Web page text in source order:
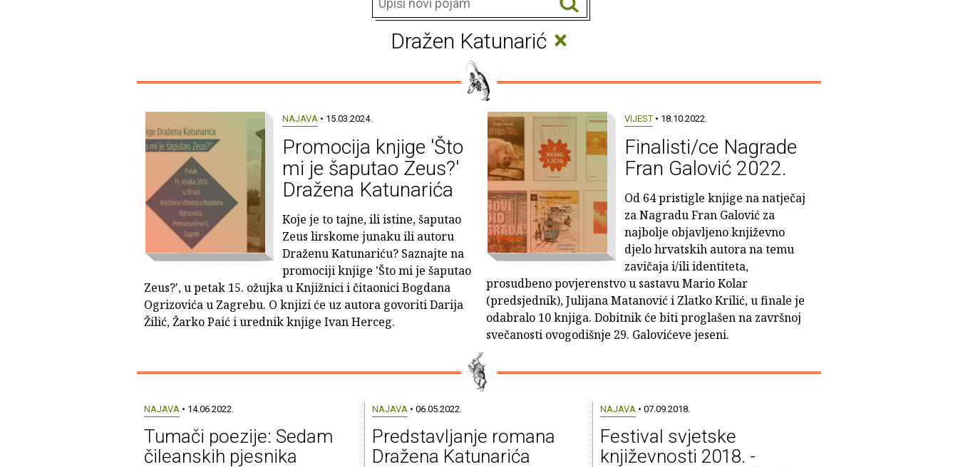
Dražen Katunarić ×
NAJAVA • 15.03.2024.
Promocija knjige 'Što
mi je šaputao Zeus?'
Dražena Katunarića
Koje je to tajne, ili istine, šaputao
Zeus lirskome junaku ili autoru
Draženu Katunariću? Saznajte na
promociji knjige 'Što mi je šaputao
Zeus?', u petak 15. ožujka u Knjižnici i čitaonici Bogdana
Ogrizovića u Zagrebu. O knjizi će uz autora govoriti Darija
Žilić, Žarko Paić i urednik knjige Ivan Herceg.
VIJEST • 18.10.2022.
Finalisti/ce Nagrade
Fran Galović 2022.
Od 64 pristigle knjige na natječaj
za Nagradu Fran Galović za
najbolje objavljeno književno
djelo hrvatskih autora na temu
zavičaja i/ili identiteta,
prosudbeno povjerenstvo u sastavu Mario Kolar
(predsjednik), Julijana Matanović i Zlatko Krilić, u finale je
odabralo 10 knjiga. Dobitnik će biti proglašen na završnoj
svečanosti ovogodišnje 29. Galovićeve jeseni.
NAJAVA• 14.06.2022.
Tumači poezije: Sedam
čileanskih pjesnika
NAJAVA• 06.05.2022.
Predstavljanje romana
Dražena Katunarića
NAJAVA• 07.09.2018.
Festival svjetske
književnosti 2018. -